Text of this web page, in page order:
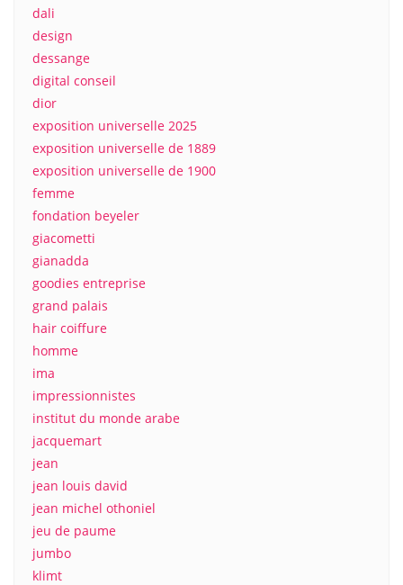
dali
design
dessange
digital conseil
dior
exposition universelle 2025
exposition universelle de 1889
exposition universelle de 1900
femme
fondation beyeler
giacometti
gianadda
goodies entreprise
grand palais
hair coiffure
homme
ima
impressionnistes
institut du monde arabe
jacquemart
jean
jean louis david
jean michel othoniel
jeu de paume
jumbo
klimt